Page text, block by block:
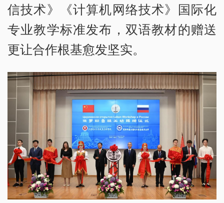
信技术》《计算机网络技术》国际化
专业教学标准发布，双语教材的赠送
更让合作根基愈发坚实。